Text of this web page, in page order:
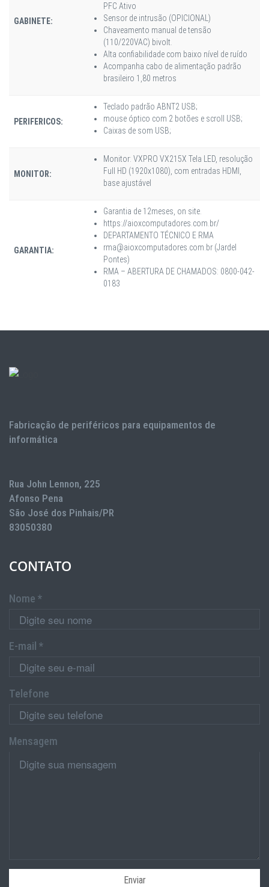
GABINETE:
PFC Ativo
Sensor de intrusão (OPICIONAL)
Chaveamento manual de tensão
(110/220VAC) bivolt.
Alta confiabilidade com baixo nível de ruído
Acompanha cabo de alimentação padrão
brasileiro 1,80 metros
PERIFERICOS:
Teclado padrão ABNT2 USB;
mouse óptico com 2 botões e scroll USB;
Caixas de som USB;
MONITOR:
Monitor: VXPRO VX215X Tela LED, resolução
Full HD (1920x1080), com entradas HDMI,
base ajustável
GARANTIA:
Garantia de 12meses, on site.
https://aioxcomputadores.com.br/
DEPARTAMENTO TÉCNICO E RMA
rma@aioxcomputadores.com.br (Jardel
Pontes)
RMA – ABERTURA DE CHAMADOS: 0800-042-
0183
Fabricação de periféricos para equipamentos de
informática
Rua John Lennon, 225
Afonso Pena
São José dos Pinhais/PR
83050380
CONTATO
Nome *
E-mail *
Telefone
Mensagem
Enviar